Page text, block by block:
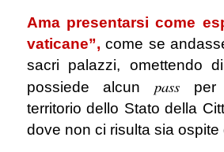
Ama presentarsi come
vaticane”, come se
sacri palazzi, omettendo
possiede alcunpass
per
territorio dello Stato della
dove non ci risulta sia ospite